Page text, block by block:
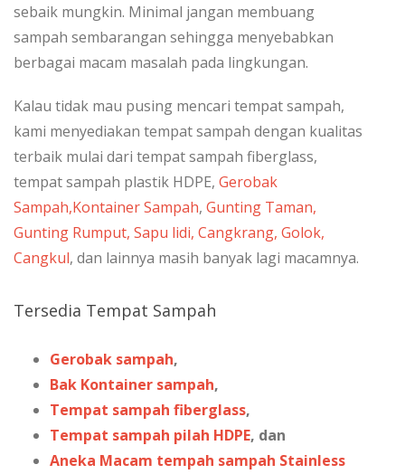
sebaik mungkin. Minimal jangan membuang
sampah sembarangan sehingga menyebabkan
berbagai macam masalah pada lingkungan.
Kalau tidak mau pusing mencari tempat sampah,
kami menyediakan tempat sampah dengan kualitas
terbaik mulai dari tempat sampah fiberglass,
tempat sampah plastik HDPE, Gerobak
Sampah,Kontainer Sampah, Gunting Taman,
Gunting Rumput, Sapu lidi, Cangkrang, Golok,
Cangkul, dan lainnya masih banyak lagi macamnya.
Tersedia Tempat Sampah
Gerobak sampah,
Bak Kontainer sampah,
Tempat sampah fiberglass,
Tempat sampah pilah HDPE, dan
Aneka Macam tempah sampah Stainless